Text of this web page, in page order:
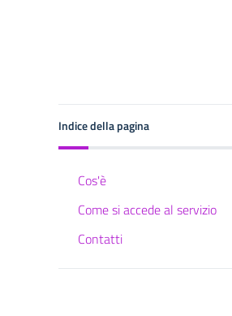
Indice della pagina
Cos'è
Come si accede al servizio
Contatti